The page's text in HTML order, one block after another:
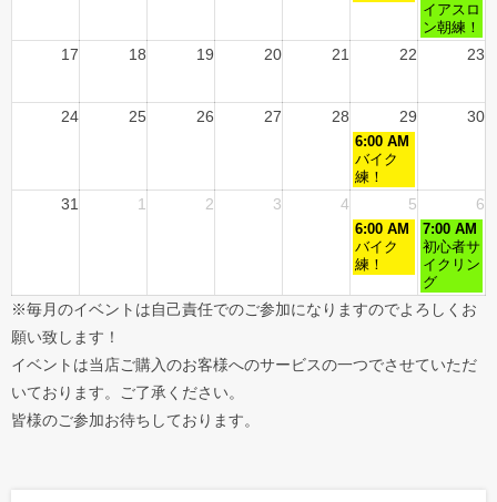
イアスロ
ン朝練！
17 18 19 20 21 22 23
24 25 26 27 28 29 30
6:00 AM
バイク
練！
31 1 2 3 4 5 6
6:00 AM
バイク
練！
7:00 AM
初心者サ
イクリン
グ
※毎月のイベントは自己責任でのご参加になりますのでよろしくお
願い致します！
イベントは当店ご購入のお客様へのサービスの一つでさせていただ
いております。ご了承ください。
皆様のご参加お待ちしております。